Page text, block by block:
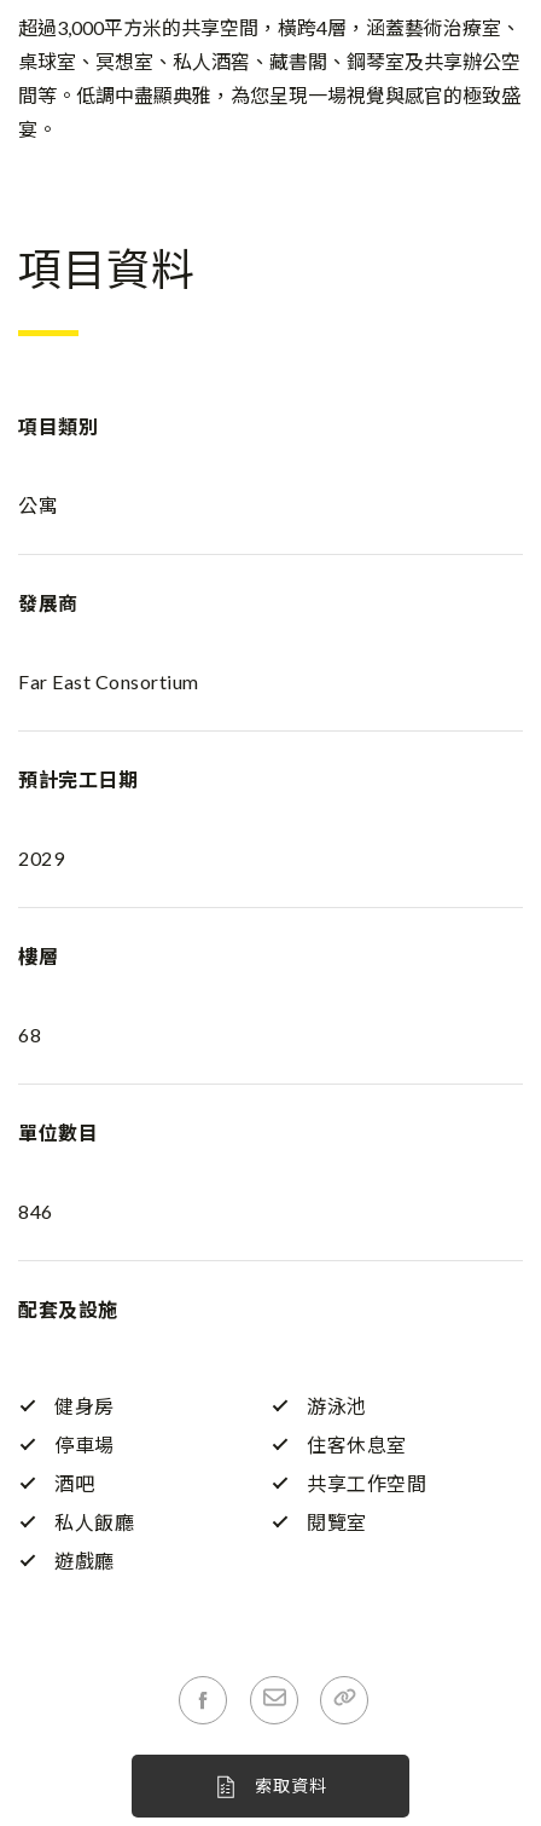
超過3,000平方米的共享空間，橫跨4層，涵蓋藝術治療室、
桌球室、冥想室、私人酒窖、藏書閣、鋼琴室及共享辦公空
間等。低調中盡顯典雅，為您呈現一場視覺與感官的極致盛
宴。
項目資料
項目類別
公寓
發展商
Far East Consortium
預計完工日期
2029
樓層
68
單位數目
846
配套及設施
健身房
游泳池
停車場
住客休息室
酒吧
共享工作空間
私人飯廳
閱覽室
遊戲廳
索取資料